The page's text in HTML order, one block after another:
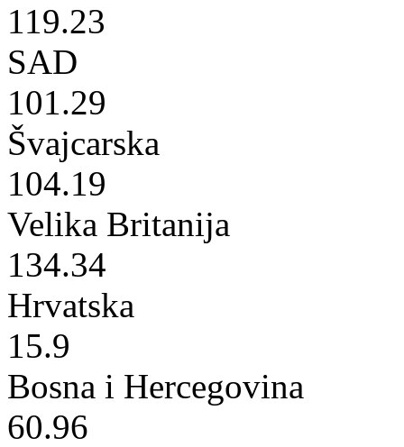
119.23
SAD
101.29
Švajcarska
104.19
Velika Britanija
134.34
Hrvatska
15.9
Bosna i Hercegovina
60.96